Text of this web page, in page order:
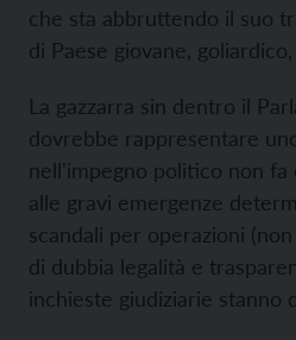
che sta abbruttendo il suo
di Paese giovane,
La gazzarra sin dentro il
dovrebbe rappresentare
nell'impegno politico non fa
alle gravi emergenze
scandali per operazioni
di dubbia legalità e
inchieste giudiziarie stanno